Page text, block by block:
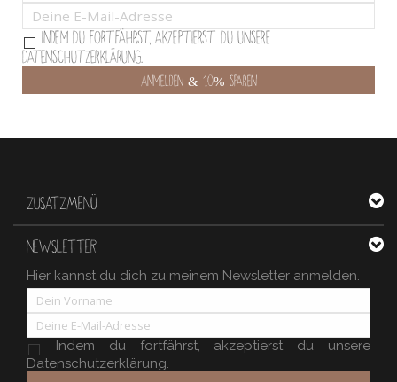
Indem Du fortfährst, akzeptierst Du unsere
Datenschutzerklärung.
ZUSATZMENÜ
NEWSLETTER
Hier kannst du dich zu meinem Newsletter anmelden.
Indem du fortfährst, akzeptierst du unsere
Datenschutzerklärung.